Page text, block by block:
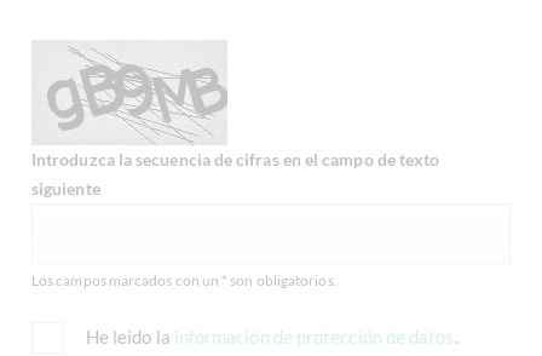
Introduzca la secuencia de cifras en el campo de texto
siguiente
Los campos marcados con un * son obligatorios.
He leído la información de protección de datos.